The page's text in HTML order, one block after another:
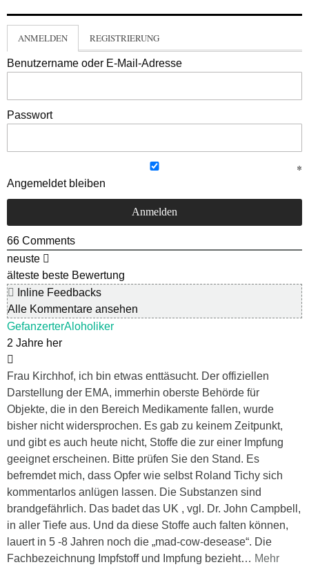
ANMELDEN REGISTRIERUNG
Benutzername oder E-Mail-Adresse
Passwort
Angemeldet bleiben
66 Comments
neuste
älteste beste Bewertung
Inline Feedbacks
Alle Kommentare ansehen
GefanzerterAloholiker
2 Jahre her
Frau Kirchhof, ich bin etwas enttäsucht. Der offiziellen
Darstellung der EMA, immerhin oberste Behörde für
Objekte, die in den Bereich Medikamente fallen, wurde
bisher nicht widersprochen. Es gab zu keinem Zeitpunkt,
und gibt es auch heute nicht, Stoffe die zur einer Impfung
geeignet erscheinen. Bitte prüfen Sie den Stand. Es
befremdet mich, dass Opfer wie selbst Roland Tichy sich
kommentarlos anlügen lassen. Die Substanzen sind
brandgefährlich. Das badet das UK , vgl. Dr. John Campbell,
in aller Tiefe aus. Und da diese Stoffe auch falten können,
lauert in 5 -8 Jahren noch die „mad-cow-desease“. Die
Fachbezeichnung Impfstoff und Impfung bezieht… Mehr